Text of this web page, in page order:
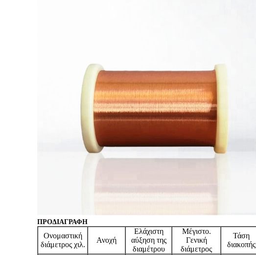
ΠΡΟΔΙΑΓΡΑΦΗ
Ονομαστική
διάμετρος χιλ.
Ανοχή
Ελάχιστη
αύξηση της
διαμέτρου
Μέγιστο.
Γενική
διάμετρος
Τάση
διακοπής